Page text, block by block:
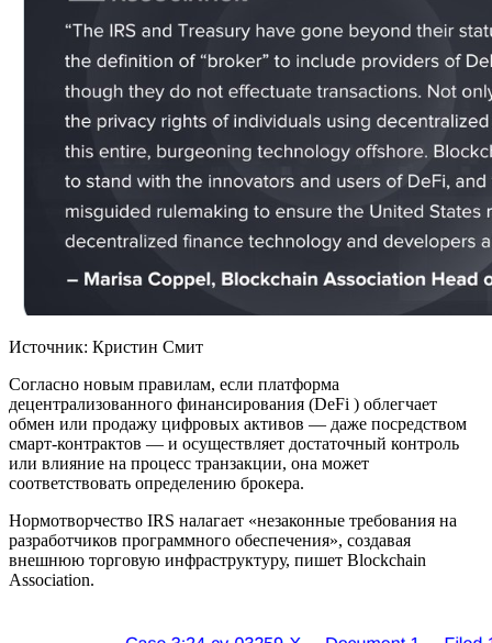
Источник: Кристин Смит
Согласно новым правилам, если платформа
децентрализованного финансирования (DeFi ) облегчает
обмен или продажу цифровых активов — даже посредством
смарт-контрактов — и осуществляет достаточный контроль
или влияние на процесс транзакции, она может
соответствовать определению брокера.
Нормотворчество IRS налагает «незаконные требования на
разработчиков программного обеспечения», создавая
внешнюю торговую инфраструктуру, пишет Blockchain
Association.